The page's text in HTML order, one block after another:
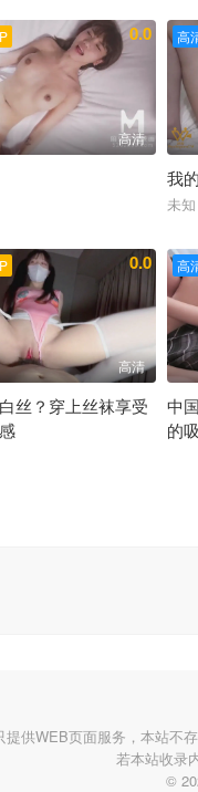
0.0
高清
高
我
未知
0.0
高清
丝？穿上丝袜享受
高
中
的
提供WEB页面服务，本站不
若本站收录
©